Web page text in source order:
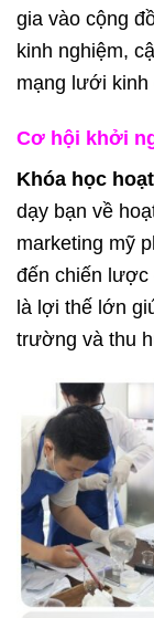
gia vào cộng
kinh nghiệm,
mạng lưới kinh
Cơ hội khởi
Khóa học
dạy bạn về
marketing mỹ
đến chiến lược
là lợi thế lớn
trường và thu